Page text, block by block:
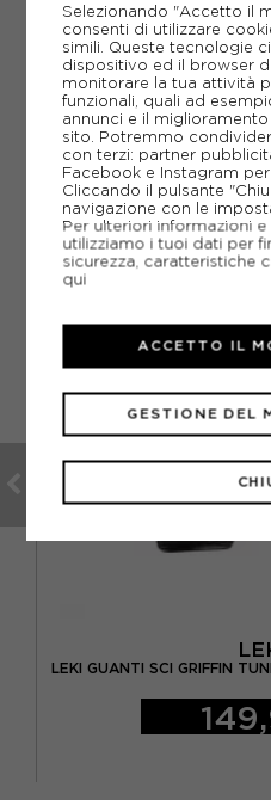
SCHEDA TECNICA
GUIDA ALLE TAGLIE
LEKI GUANTI SCI GRIFFIN
Selezionando "Accetto il
consenti di utilizzare
simili. Queste tecnologie
dispositivo ed il browser
monitorare la tua attività
funzionali, quali ad
annunci e il miglioramento
sito. Potremmo
con terzi: partner
Facebook e Instagram
Cliccando il pulsante
navigazione con le
Per ulteriori informazioni
utilizziamo i tuoi dati per
sicurezza, caratteristiche
qui
GESTIONE DEL
ACCETTO IL